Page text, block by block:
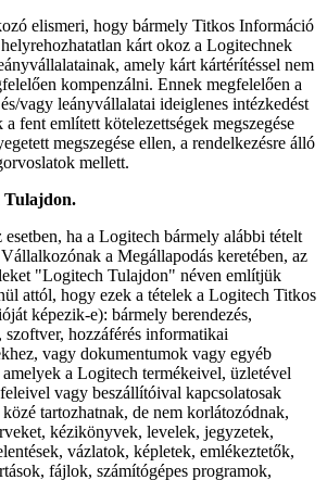
elismeri, hogy bármely Titkos Információ
kárt okoz a Logitechnek
amely kárt kártérítéssel nem
kompenzálni. Ennek megfelelően a
vagy leányvállalatai ideiglenes intézkedést
a fent említett kötelezettségek megszegése
megszegése ellen, a rendelkezésre álló
mellett.
Tulajdon.
esetben, ha a Logitech bármely alábbi tételt
a Megállapodás keretében, az
"Logitech Tulajdon" néven említjük
attól, hogy ezek a tételek a Logitech Titkos
képezik-e): bármely berendezés,
szoftver, hozzáférés informatikai
vagy dokumentumok vagy egyéb
a Logitech termékeivel, üzletével
vagy beszállítóival kapcsolatosak
tartozhatnak, de nem korlátozódnak,
kézikönyvek, levelek, jegyzetek,
vázlatok, képletek, emlékeztetők,
fájlok, számítógépes programok,